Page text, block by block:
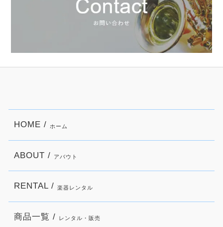
HOME / ホーム
ABOUT / アバウト
RENTAL / 楽器レンタル
商品一覧 / レンタル・販売